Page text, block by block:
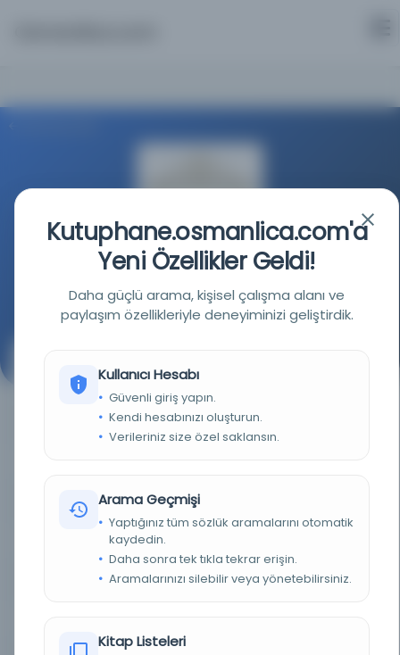
Kral Fahd Ulusal Kütüphanesi
Kaynağa git
Sahaviyye Metni /
Al-Sakhawi, Abdülkadir bin Ali,
BASIM YERI - Al-Sakhawi, Abdülkadir bin Ali,
Aritmetik; Araplar arasında bilim
Kitap
Kutuphane.osmanlica.com'a
Yeni Özellikler Geldi!
Daha güçlü arama, kişisel çalışma alanı ve
paylaşım özellikleriyle deneyiminizi geliştirdik.
Kullanıcı Hesabı
Güvenli giriş yapın.
Kendi hesabınızı oluşturun.
Verileriniz size özel saklansın.
Arama Geçmişi
Yaptığınız tüm sözlük aramalarını otomatik
kaydedin.
Daha sonra tek tıkla tekrar erişin.
Aramalarınızı silebilir veya yönetebilirsiniz.
Kitap Listeleri